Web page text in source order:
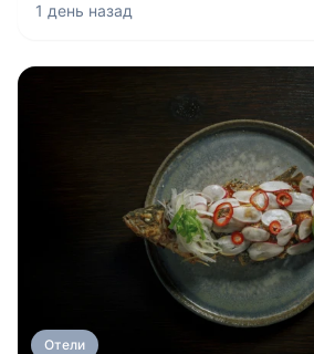
1 день назад
Отели